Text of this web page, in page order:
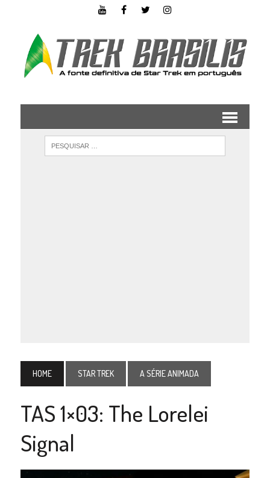
HOME STAR TREK A SÉRIE ANIMADA
TAS 1×03: The Lorelei
Signal